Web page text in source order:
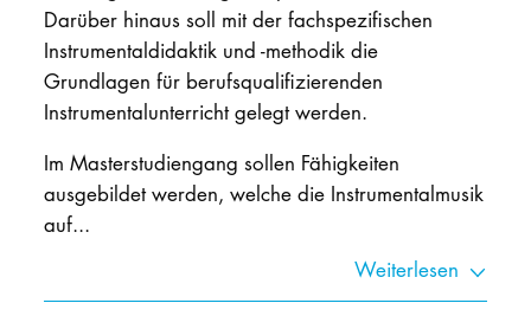
Darüber hinaus soll mit der fachspezifischen
Instrumentaldidaktik und -methodik die
Grundlagen für berufsqualifizierenden
Instrumentalunterricht gelegt werden.
Im Masterstudiengang sollen Fähigkeiten
ausgebildet werden, welche die Instrumentalmusik
auf...
Weiterlesen